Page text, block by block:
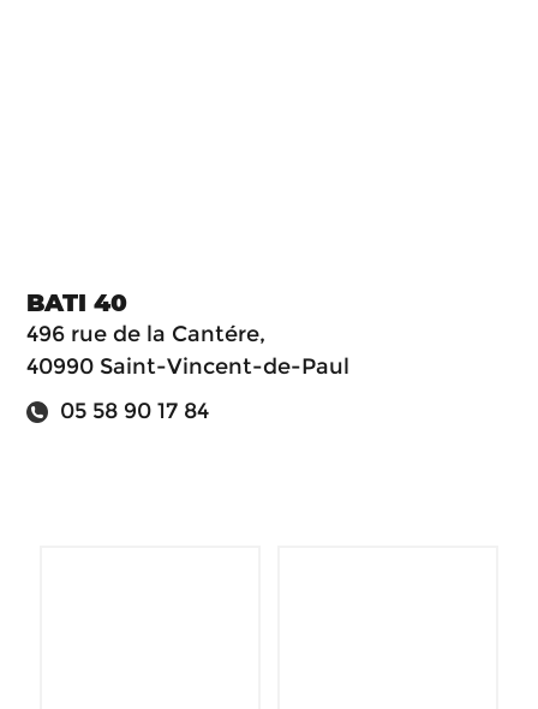
BATI 40
496 rue de la Cantére,
40990 Saint-Vincent-de-Paul
05 58 90 17 84